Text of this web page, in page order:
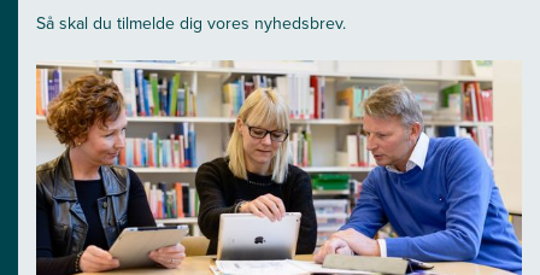
Så skal du tilmelde dig vores nyhedsbrev.